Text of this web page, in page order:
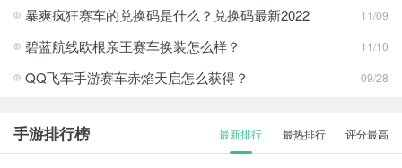
暴爽疯狂赛车的兑换码是什么？兑换码最新2022 11/09
碧蓝航线欧根亲王赛车换装怎么样？ 11/10
QQ飞车手游赛车赤焰天启怎么获得？ 09/28
手游排行榜 最新排行 最热排行 评分最高